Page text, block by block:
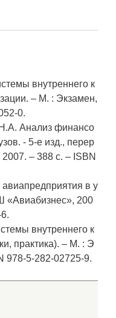
внутреннего к
– М. : Экзамен,
0.
Анализ финансо
- 5-е изд., перер
– 388 с. – ISBN
в у
200
внутреннего к
практика). – М. : Э
978-5-282-02725-9.